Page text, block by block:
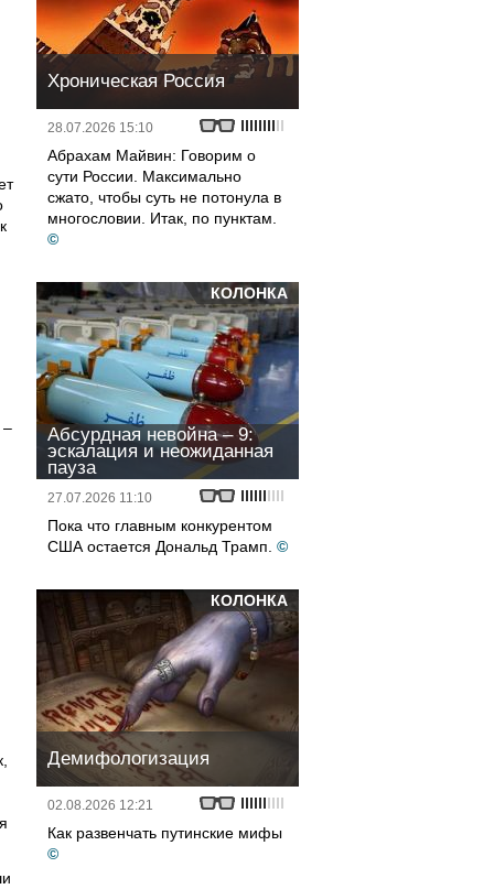
–
Хроническая Россия
28.07.2026 15:10
Абрахам Майвин: Говорим о
сути России. Максимально
сжато, чтобы суть не потонула в
многословии. Итак, по пунктам.
©
КОЛОНКА
Абсурдная невойна – 9:
эскалация и неожиданная
пауза
27.07.2026 11:10
Пока что главным конкурентом
США остается Дональд Трамп. ©
КОЛОНКА
Демифологизация
02.08.2026 12:21
Как развенчать путинские мифы
©